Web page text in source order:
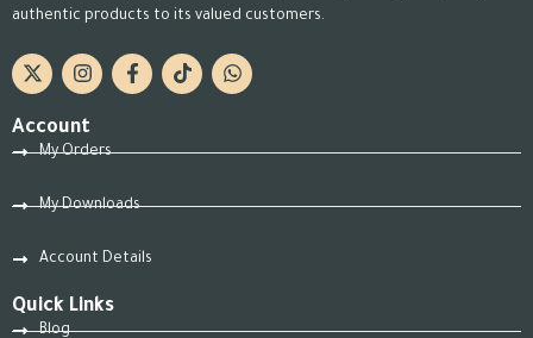
authentic products to its valued customers.
Account
My Orders
My Downloads
Account Details
Quick Links
Blog